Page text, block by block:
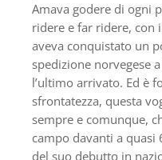
Amava godere di ogni
ridere e far ridere, con
aveva conquistato un
spedizione norvegese
l’ultimo arrivato. Ed è
sfrontatezza, questa
sempre e comunque,
campo davanti a
del suo debutto in